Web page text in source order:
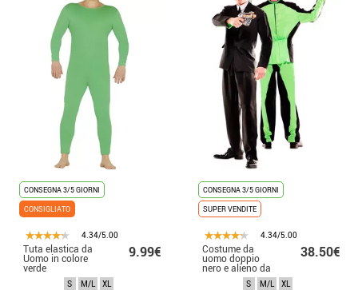
CONSEGNA 3/5 GIORNI
CONSIGLIATO
4.34/5.00
Tuta elastica da
Uomo in colore
verde
9.99€
S M/L XL
CONSEGNA 3/5 GIORNI
SUPER VENDITE
4.34/5.00
Costume da
uomo doppio
nero e alieno da
38.50€
S M/L XL